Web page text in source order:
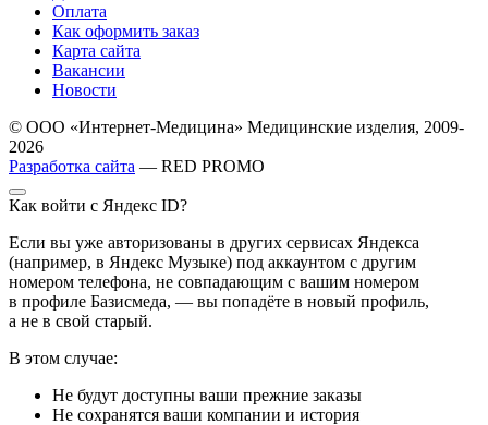
Оплата
Как оформить заказ
Карта сайта
Вакансии
Новости
© ООО «Интернет-Медицина» Медицинские изделия, 2009-
2026
Разработка сайта — RED PROMO
Как войти с Яндекс ID?
Если вы уже авторизованы в других сервисах Яндекса
(например, в Яндекс Музыке) под аккаунтом с другим
номером телефона, не совпадающим с вашим номером
в профиле Базисмеда, — вы попадёте в новый профиль,
а не в свой старый.
В этом случае:
Не будут доступны ваши прежние заказы
Не сохранятся ваши компании и история